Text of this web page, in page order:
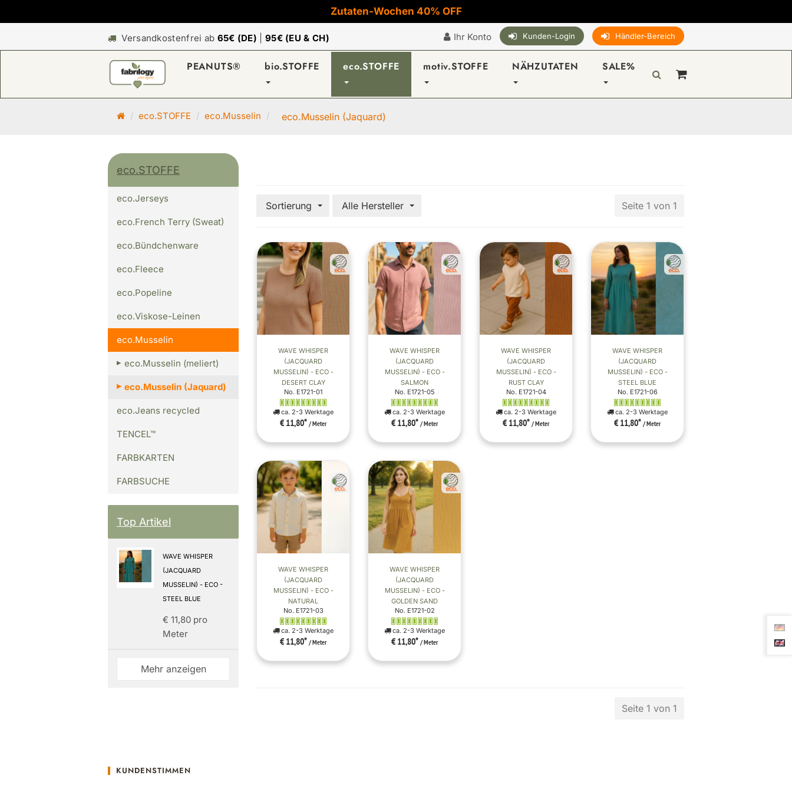
Zutaten-Wochen 40% OFF
Versandkostenfrei ab 65€ (DE) 95€ (EU & CH) Ihr Konto Kunden-Login Händler-Bereich
PEANUTS® bio.STOFFE eco.STOFFE motiv.STOFFE NÄHZUTATEN SALE%
S
t
s
e
t
e
eco.STOFFE eco.Musselin eco.Musselin (Jaquard)
Sortierung Alle Hersteller Seite 1 von 1
WAVE WHISPER
(JACQUARD
MUSSELIN) - ECO -
DESERT CLAY
No. E1721-01
ca. 2-3 Werktage
€ 11,80* / Meter
WAVE WHISPER
(JACQUARD
MUSSELIN) - ECO -
SALMON
No. E1721-05
ca. 2-3 Werktage
€ 11,80* / Meter
WAVE WHISPER
(JACQUARD
MUSSELIN) - ECO -
RUST CLAY
No. E1721-04
ca. 2-3 Werktage
€ 11,80* / Meter
WAVE WHISPER
(JACQUARD
MUSSELIN) - ECO -
STEEL BLUE
No. E1721-06
ca. 2-3 Werktage
€ 11,80* / Meter
WAVE WHISPER
(JACQUARD
MUSSELIN) - ECO -
NATURAL
No. E1721-03
ca. 2-3 Werktage
€ 11,80* / Meter
WAVE WHISPER
(JACQUARD
MUSSELIN) - ECO -
GOLDEN SAND
No. E1721-02
ca. 2-3 Werktage
€ 11,80* / Meter
Seite 1 von 1
eco.STOFFE
eco.Jerseys
eco.French Terry (Sweat)
eco.Bündchenware
eco.Fleece
eco.Popeline
eco.Viskose-Leinen
eco.Musselin
eco.Musselin (meliert)
eco.Musselin (Jaquard)
eco.Jeans recycled
TENCEL™
FARBKARTEN
FARBSUCHE
Top Artikel
WAVE WHISPER
(JACQUARD
MUSSELIN) - ECO -
STEEL BLUE
€ 11,80 pro
Meter
Mehr anzeigen
KUNDENSTIMMEN